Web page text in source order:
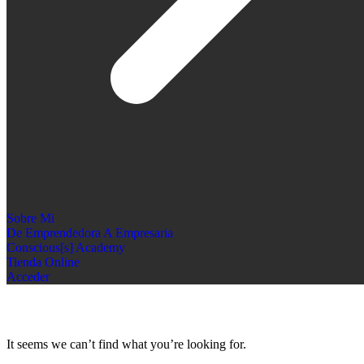
Sobre Mi
De Emprendedora A Empresaria
Conscious[s] Academy
Tienda Online
Acceder
It seems we can’t find what you’re looking for.